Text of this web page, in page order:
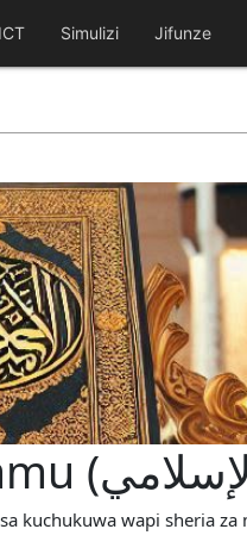
ICT Simulizi Jifunze
kuchukuwa wapi sheria